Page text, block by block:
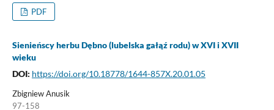
PDF
Sienieńscy herbu Dębno (lubelska gałąź rodu) w XVI i XVII
wieku
DOI: https://doi.org/10.18778/1644-857X.20.01.05
Zbigniew Anusik
97-158